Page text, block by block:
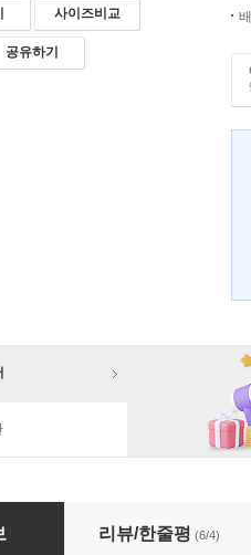
사이즈비교
공유하기
부하라
리뷰/한줄평 (6/4)